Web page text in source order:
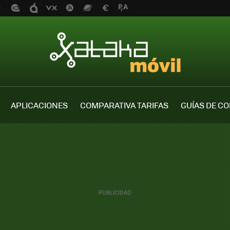
APLICACIONES COMPARATIVA TARIFAS GUÍAS DE